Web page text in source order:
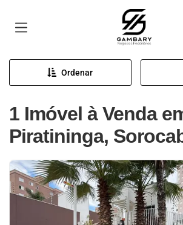
Página inicial
Ordenar
1 Imóvel à Venda
Piratininga,